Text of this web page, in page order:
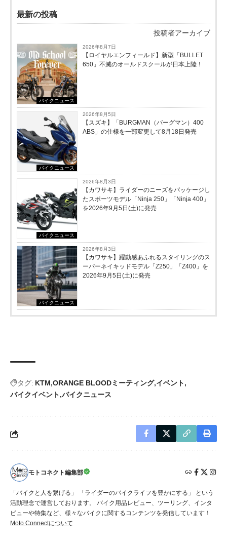
最新の投稿
投稿者アーカイブ
バイクニュース
2026年8月7日
【ロイヤルエンフィールド】新型「BULLET
650」不滅のオールドスクールが⽇本上陸！
バイクニュース
2026年8月5日
【スズキ】「BURGMAN（バーグマン）400
ABS」の仕様を一部変更して8月18日発売
バイクニュース
2026年8月3日
【カワサキ】ライダーのニーズをパッケージし
たスポーツモデル「Ninja 250」「Ninja 400」
を2026年9月5日(土)に発売
バイクニュース
2026年8月3日
【カワサキ】躍動感あふれるスタイリングのス
ーパーネイキッドモデル「Z250」「Z400」を
2026年9月5日(土)に発売
タグ: KTM ORANGE BLOODミーティング イベント
バイクイベント バイクニュース
モトコネクト編集部
「バイクと人を繋げる」 「ライダーのバイクライフを豊かにする」 という
活動理念で運営しております。 バイク用品レビュー、ツーリング、インタ
ビューや特集など、様々なバイクに関するコンテンツを発信しています！
Moto Connectについて